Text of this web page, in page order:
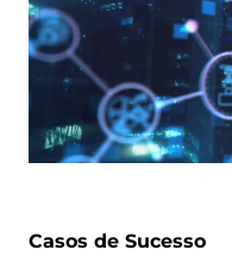
Casos de Sucesso